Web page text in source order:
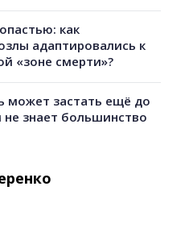
как
адаптировались к
«зоне смерти»?
может застать ещё до
знает большинство